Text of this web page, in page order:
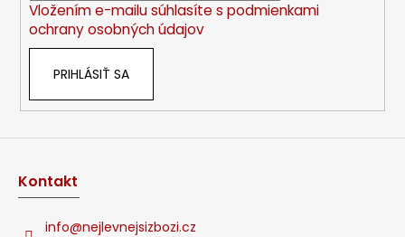
Vložením e-mailu súhlasíte s podmienkami
ochrany osobných údajov
PRIHLÁSIŤ SA
Kontakt
info@nejlevnejsizbozi.cz